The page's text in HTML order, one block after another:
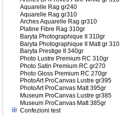
Aquarelle Rag gr240
Aquarelle Rag gr310
Arches Aquarelle Rag gr310
Platine Fibre Rag 310gr
Baryta Photographique II 310gr
Baryta Photographique II Matt gr 310
Baryta Prestige II 340gr
Photo Lustre Premium RC 310gr
Photo Satin Premium RC gr270
Photo Gloss Premium RC 270gr
PhotoArt ProCanvas Lustre gr395
PhotoArt ProCanvas Matt 395gr
Museum ProCanvas Lustre gr385
Museum ProCanvas Matt 385gr
Confezioni test